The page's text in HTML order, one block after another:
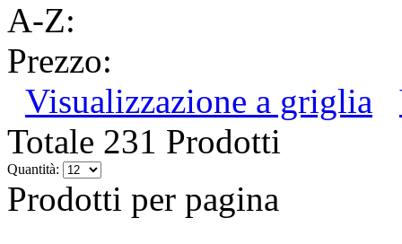
A-Z:
Prezzo:
Visualizzazione a griglia
Totale 231 Prodotti
Quantità:
Prodotti per pagina